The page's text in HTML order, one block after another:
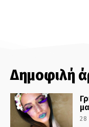
Δημοφιλή